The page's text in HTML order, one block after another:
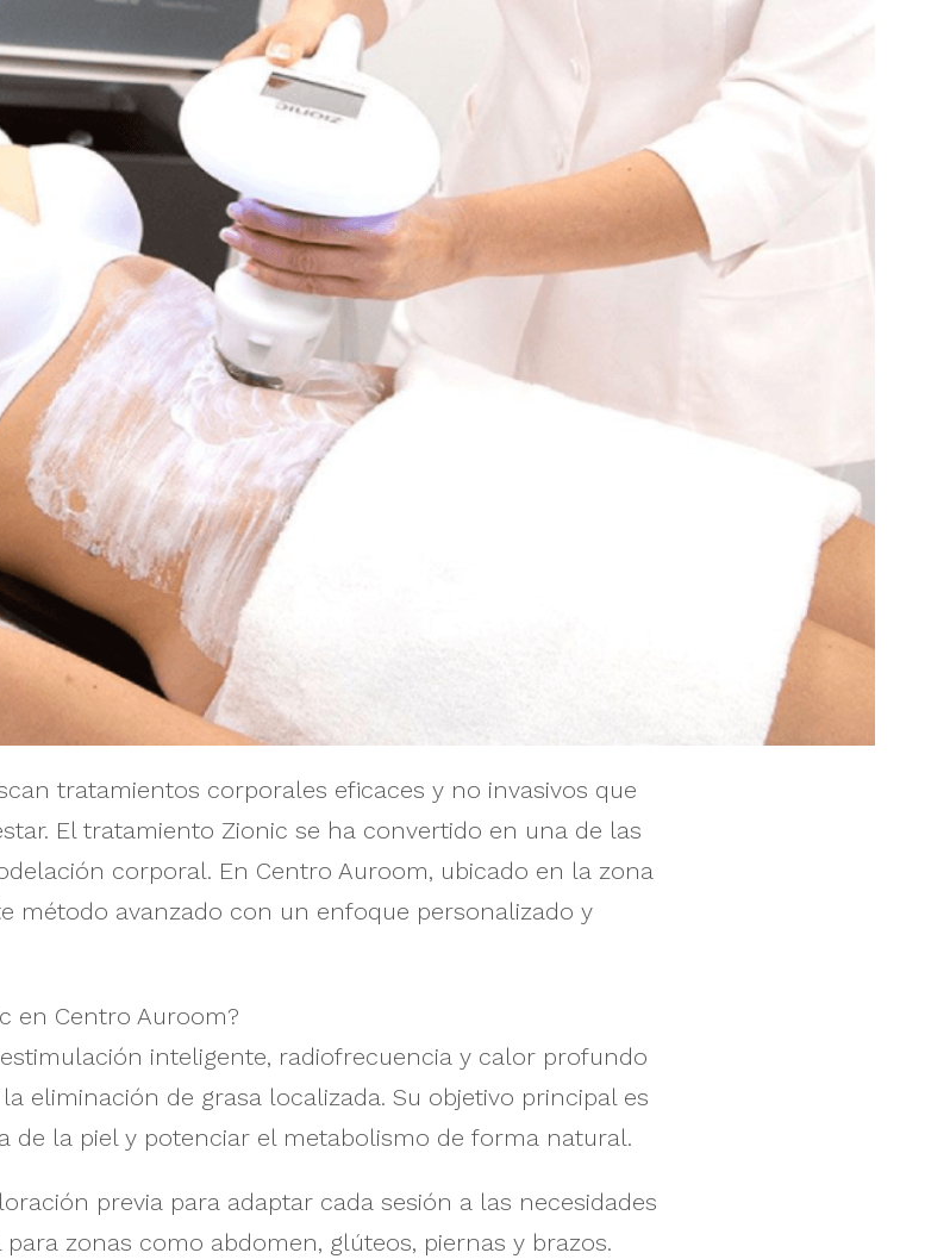
tratamientos corporales eficaces y no invasivos que
El tratamiento Zionic se ha convertido en una de las
corporal. En Centro Auroom, ubicado en la zona
método avanzado con un enfoque personalizado y
en Centro Auroom?
inteligente, radiofrecuencia y calor profundo
eliminación de grasa localizada. Su objetivo principal es
de la piel y potenciar el metabolismo de forma natural.
previa para adaptar cada sesión a las necesidades
zonas como abdomen, glúteos, piernas y brazos.